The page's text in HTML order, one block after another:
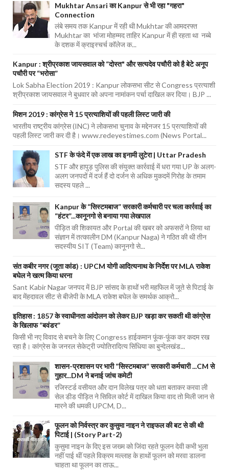
Mukhtar Ansari का Kanpur से भी रहा "गहरा"
Connection
लंबे समय तक Kanpur में रही थी Mukhtar की आमदरफ्त
Mukhtar का भांजा मोहम्मद ताहिर Kanpur में ही रहता था नब्बे
के दशक में क्राइस्चर्च कॉलेज क...
Kanpur : श्रीप्रकाश जायसवाल को “दोस्त" और सत्यदेव पचौरी को है बेटे अनूप
पचौरी पर “भरोसा”
Lok Sabha Election 2019 : Kanpur लोकसभा सीट से Congress प्रत्याशी
श्रीप्रकाश जायसवाल ने बुधवार को अपना नामांकन पर्चा दाखिल कर दिया। BJP ...
मिशन 2019 : कांग्रेस ने 15 प्रत्याशियों की पहली लिस्ट जारी की
भारतीय राष्ट्रीय कांग्रेस (INC) ने लोकसभा चुनाव के मद्देनजर 15 प्रत्याशियों की
पहली लिस्ट जारी कर दी है। www.redeyestimes.com (News Portal...
STF के फंदे में एक लाख का इनामी लुटेरा | Uttar Pradesh
STF और हापुड़ पुलिस की संयुक्त कार्रवाई में धरा गया UP के अलग-
अलग जनपदों में दर्ज हैं दो दर्जन से अधिक मुकदमें गिरोह के तमाम
सदस्य पहले ...
Kanpur के “सिस्टमबाज” सरकारी कर्मचारी पर चला कार्रवाई का
“हंटर”...कानूनगो से बनाया गया लेखपाल
पीड़ित की शिकायत और Portal की खबर को अफसरों ने लिया था
संज्ञान में तत्कालीन DM (Kanpur Naga) ने गठित की थी तीन
सदस्यीय SIT (Team) कानूनगो से...
संत कबीर नगर (जूता कांड) : UPCM योगी आदित्यनाथ के निर्देश पर MLA राकेश
बघेल ने खत्म किया धरना
Sant Kabir Nagar जनपद में BJP सांसद के हाथों भरी महफिल में जूते से पिटाई के
बाद मेंहदावल सीट से बीजेपी के MLA राकेश बघेल के समर्थक आक्रो...
इतिहास : 1857 के स्वाधीनता आंदोलन को लेकर BJP खड़ा कर सकती थी कांग्रेस
के खिलाफ “बवंडर”
किसी भी नए विवाद से बचने के लिए Congress हाईकमान फूंक-फूंक कर कदम रख
रहा है। कांग्रेस के जनरल सेकेट्री ज्योतिरादित्य सिंधिया का बुन्देलखंड...
शासन-प्रशासन पर भारी “सिस्टमबाज” सरकारी कर्मचारी ...CM से
गुहार...DM ने बनाई जांच कमेटी
रजिस्टर्ड वसीयत और दान विलेख पत्र को धता बताकर करवा ली
सेल डीड पीड़ित ने सिविल कोर्ट में दाखिल किया वाद तो मिली जान से
मारने की धमकी UPCM, D...
फूलन को निर्वस्त्र कर कुसुमा नाइन ने राइफल की बट से की थी
पिटाई | (Story Part-2)
कुसुमा नाइन के दिए इस जख्म को जिंदा रहते फूलन देवी कभी भुला
नहीं पाई थीं पहले विक्रम मल्लाह के हाथों फूलन को मरवा डालना
चाहता था फूलन का ताऊ...